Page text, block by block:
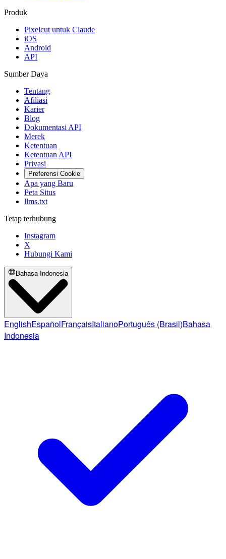
Produk
Pixelcut untuk Claude
iOS
Android
API
Sumber Daya
Tentang
Afiliasi
Karier
Blog
Dokumentasi API
Merek
Ketentuan
Ketentuan API
Privasi
Preferensi Cookie
Apa yang Baru
Peta Situs
llms.txt
Tetap terhubung
Instagram
X
Hubungi Kami
Bahasa Indonesia
EnglishEspañolFrançaisItalianoPortuguês (Brasil)Bahasa
Indonesia